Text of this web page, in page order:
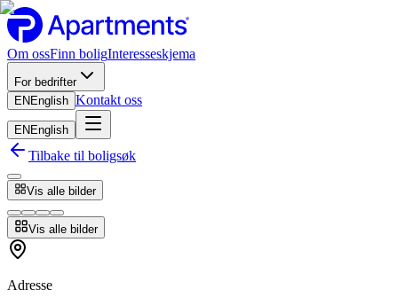
Om ossFinn boligInteresseskjema
For bedrifter
EN English Kontakt oss
EN English
Tilbake til boligsøk
Vis alle bilder
Vis alle bilder
Adresse